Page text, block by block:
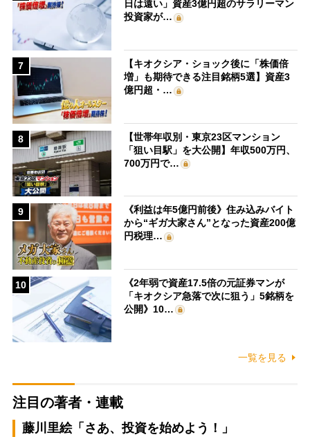
日は遠い」資産3億円超のサラリーマン
投資家が…
7
【キオクシア・ショック後に「株価倍
増」も期待できる注目銘柄5選】資産3
億円超・…
8
【世帯年収別・東京23区マンション
「狙い目駅」を大公開】年収500万円、
700万円で…
9
《利益は年5億円前後》住み込みバイト
から“ギガ大家さん”となった資産200億
円税理…
10
《2年弱で資産17.5倍の元証券マンが
「キオクシア急落で次に狙う」5銘柄を
公開》10…
一覧を見る
注目の著者・連載
藤川里絵「さあ、投資を始めよう！」